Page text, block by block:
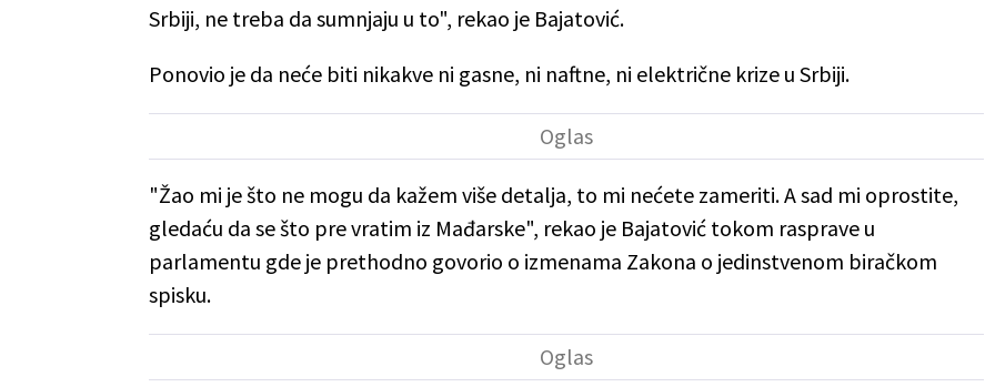
Srbiji, ne treba da sumnjaju u to", rekao je Bajatović.
Ponovio je da neće biti nikakve ni gasne, ni naftne, ni električne krize u Srbiji.
"Žao mi je što ne mogu da kažem više detalja, to mi nećete zameriti. A sad mi oprostite,
gledaću da se što pre vratim iz Mađarske", rekao je Bajatović tokom rasprave u
parlamentu gde je prethodno govorio o izmenama Zakona o jedinstvenom biračkom
spisku.